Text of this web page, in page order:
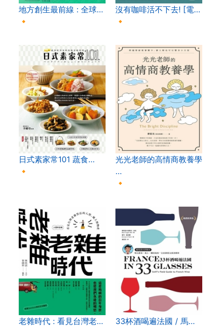
地方創生最前線 : 全球…
🔸
沒有咖啡活不下去! [電…
🔸
日式素家常101 蔬食…
🔸
光光老師的高情商教養學
…
🔸
老雜時代 : 看見台灣老…
33杯酒喝遍法國 / 馬…